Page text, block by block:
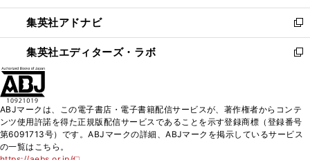
開
く
ウ
で
開
く
ン
ド
ウ
で
ウ
ィ
ン
ド
く
集英社アドナビ
新
し
い
ド
ウ
で
集英社エディターズ・ラボ
新
ィ
ン
ド
ABJマークは、この電子書店・電子書籍配信サービスが、著作権者からコンテ
ンツ使用許諾を得た正規版配信サービスであることを示す登録商標（登録番号
第6091713号）です。ABJマークの詳細、ABJマークを掲示しているサービス
の一覧はこちら。